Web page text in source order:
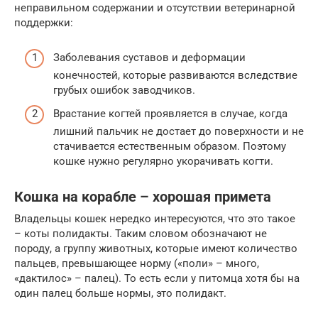
неправильном содержании и отсутствии ветеринарной
поддержки:
Заболевания суставов и деформации
конечностей, которые развиваются вследствие
грубых ошибок заводчиков.
Врастание когтей проявляется в случае, когда
лишний пальчик не достает до поверхности и не
стачивается естественным образом. Поэтому
кошке нужно регулярно укорачивать когти.
Кошка на корабле – хорошая примета
Владельцы кошек нередко интересуются, что это такое
– коты полидакты. Таким словом обозначают не
породу, а группу животных, которые имеют количество
пальцев, превышающее норму («поли» – много,
«дактилос» – палец). То есть если у питомца хотя бы на
один палец больше нормы, это полидакт.